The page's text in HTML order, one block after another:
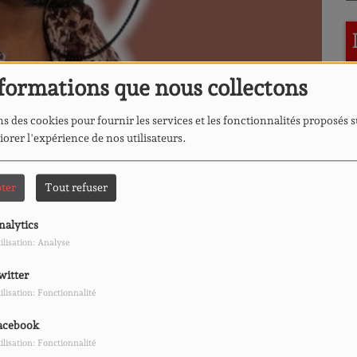
que nous collectons
des cookies pour fournir les services et les fonctionnalités proposés
l'expérience de nos utilisateurs.
Tout refuser
Analyse
Fonctionnalité
Fonctionnalité
congolaise, qui vous fera danser et chanter en vous